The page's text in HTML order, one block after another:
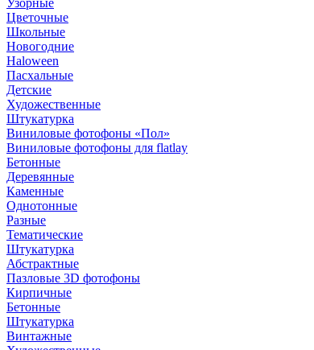
Узорные
Цветочные
Школьные
Новогодние
Haloween
Пасхальные
Детские
Художественные
Штукатурка
Виниловые фотофоны «Пол»
Виниловые фотофоны для flatlay
Бетонные
Деревянные
Каменные
Однотонные
Разные
Тематические
Штукатурка
Абстрактные
Пазловые 3D фотофоны
Кирпичные
Бетонные
Штукатурка
Винтажные